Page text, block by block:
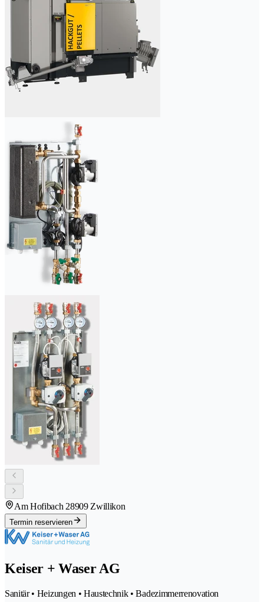
Am Hofibach 28909 Zwillikon
Termin reservieren
Keiser + Waser AG
Sanitär • Heizungen • Haustechnik • Badezimmerrenovation